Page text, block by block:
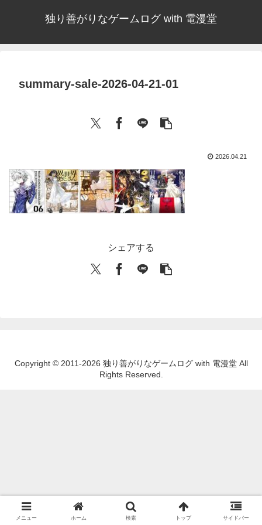
独り善がりなゲームログ with 電漫堂
summary-sale-2026-04-21-01
2026.04.21
シェアする
Copyright © 2011-2026 独り善がりなゲームログ with 電漫堂 All
Rights Reserved.
メニュー ホーム 検索 トップ サイドバー